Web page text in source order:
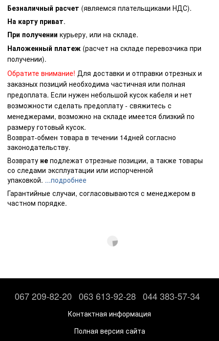
Безналичный расчет (являемся плательщиками НДС).
На карту приват.
При получении курьеру, или на складе.
Наложенный платеж (расчет на складе перевозчика при
получении).
Обратите внимание! Для доставки и отправки отрезных и
заказных позиций необходима частичная или полная
предоплата. Если нужен небольшой кусок кабеля и нет
возможности сделать предоплату - свяжитесь с
менеджерами, возможно на складе имеется близкий по
размеру готовый кусок.
Возврат-обмен товара в течении 14дней согласно
законодательству.
Возврату не подлежат отрезные позиции, а также товары
со следами эксплуатации или испорченной
упаковкой. ...подробнее
Гарантийные случаи, согласовываются с менеджером в
частном порядке.
067 209-82-20 063 613-92-28 044 383-57-34
Контактная информация
Полная версия сайта